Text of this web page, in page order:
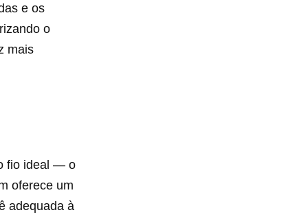
e os
o
mais
fio ideal — o
oferece um
adequada à